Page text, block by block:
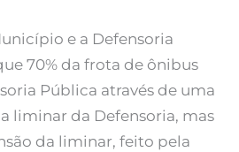
e a Defensoria
70% da frota de ônibus
Pública através de uma
liminar da Defensoria, mas
da liminar, feito pela